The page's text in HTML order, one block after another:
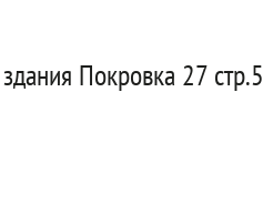
Покровка 27 стр.5